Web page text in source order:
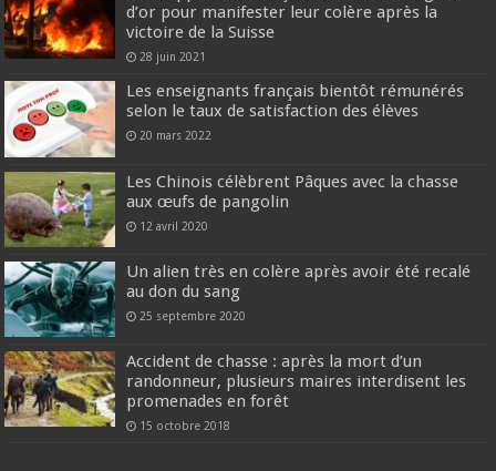
d’or pour manifester leur colère après la
victoire de la Suisse
28 juin 2021
Les enseignants français bientôt rémunérés
selon le taux de satisfaction des élèves
20 mars 2022
Les Chinois célèbrent Pâques avec la chasse
aux œufs de pangolin
12 avril 2020
Un alien très en colère après avoir été recalé
au don du sang
25 septembre 2020
Accident de chasse : après la mort d’un
randonneur, plusieurs maires interdisent les
promenades en forêt
15 octobre 2018